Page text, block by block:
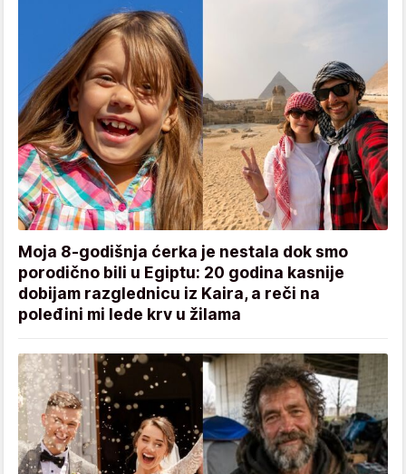
Moja 8-godišnja ćerka je nestala dok smo
porodično bili u Egiptu: 20 godina kasnije
dobijam razglednicu iz Kaira, a reči na
poleđini mi lede krv u žilama